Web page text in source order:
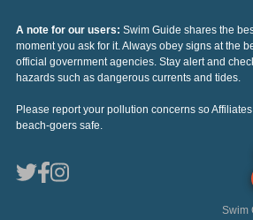
A note for our users: Swim Guide shares the
moment you ask for it. Always obey signs at the
official government agencies. Stay alert and
hazards such as dangerous currents and tides.
Please report your pollution concerns so
beach-goers safe.
Swim